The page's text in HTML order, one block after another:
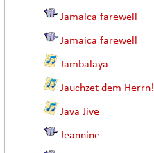
Jamaica farewell
Jamaica farewell
Jambalaya
Jauchzet dem Herrn!
Java Jive
Jeannine